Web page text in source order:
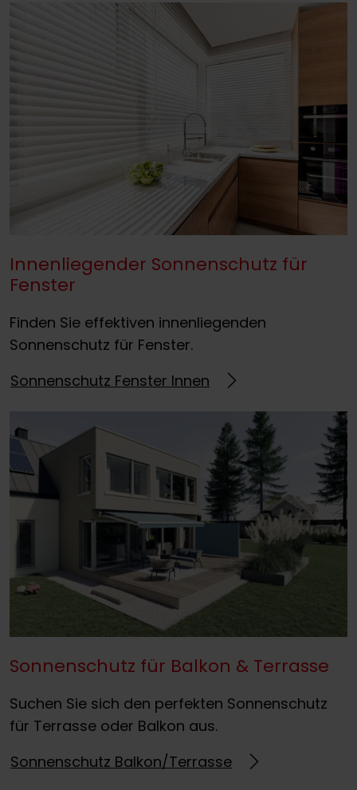
Innenliegender Sonnenschutz für
Fenster
Finden Sie effektiven innenliegenden
Sonnenschutz für Fenster.
Sonnenschutz Fenster Innen
Sonnenschutz für Balkon & Terrasse
Suchen Sie sich den perfekten Sonnenschutz
für Terrasse oder Balkon aus.
Sonnenschutz Balkon/Terrasse